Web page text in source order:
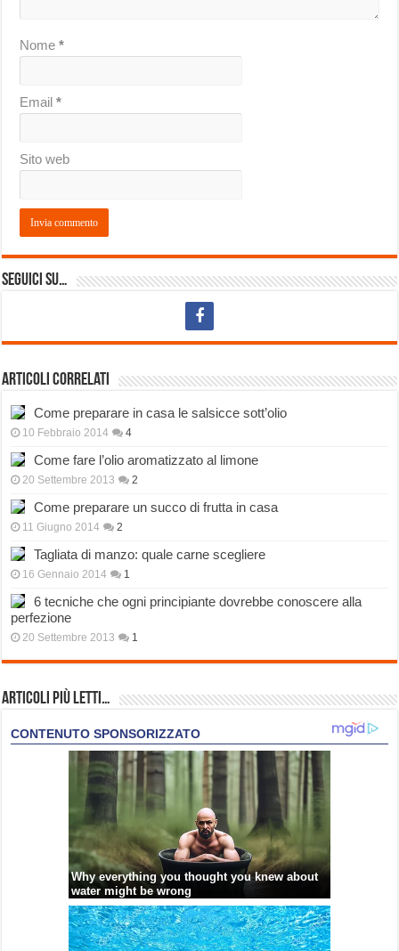
Nome*
Email*
Sito web
Seguici su…
Articoli correlati
Come preparare in casa le salsicce sott’olio
10 Febbraio 2014 4
Come fare l’olio aromatizzato al limone
20 Settembre 2013 2
Come preparare un succo di frutta in casa
11 Giugno 2014 2
Tagliata di manzo: quale carne scegliere
16 Gennaio 2014 1
6 tecniche che ogni principiante dovrebbe conoscere alla
perfezione
20 Settembre 2013 1
Articoli più Letti…